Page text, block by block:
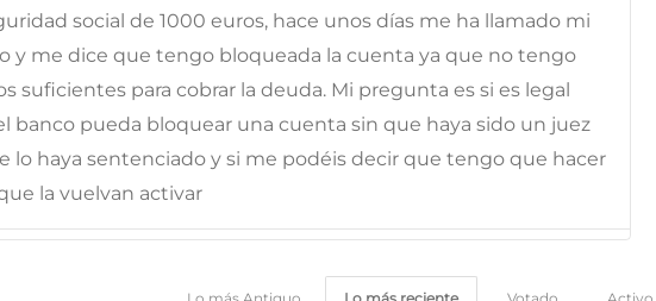
social de 1000 euros, hace unos días me ha llamado mi
y me dice que tengo bloqueada la cuenta ya que no tengo
suficientes para cobrar la deuda. Mi pregunta es si es legal
banco pueda bloquear una cuenta sin que haya sido un juez
lo haya sentenciado y si me podéis decir que tengo que hacer
la vuelvan activar